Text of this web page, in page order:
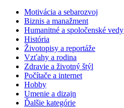
Motivácia a sebarozvoj
Biznis a manažment
Humanitné a spoločenské vedy
História
Životopisy a reportáže
Vzťahy a rodina
Zdravie a životný štýl
Počítače a internet
Hobby
Umenie a dizajn
Ďalšie kategórie